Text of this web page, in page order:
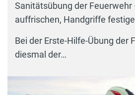
Sanitätsübung der Feuerwehr
auffrischen, Handgriffe
Bei der Erste-Hilfe-Übung der
diesmal der…